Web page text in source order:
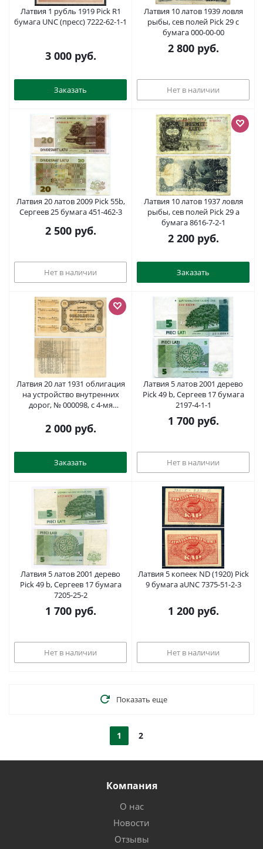
Латвия 1 рубль 1919 Pick R1
бумага UNC (пресс) 7222-62-1-1
3 000руб.
Заказать
Латвия 10 латов 1939 ловля
рыбы, сев полей Pick 29 c
бумага 000-00-00
2 800руб.
Нет в наличии
Латвия 20 латов 2009 Pick 55b,
Сергеев 25 бумага 451-462-3
2 500руб.
Нет в наличии
Латвия 10 латов 1937 ловля
рыбы, сев полей Pick 29 a
бумага 8616-7-2-1
2 200руб.
Заказать
Латвия 20 лат 1931 облигация
на устройство внутренних
дорог, № 000098, с 4-мя
"плетенка" бумага 510-27-1-1
2 000руб.
Заказать
Латвия 5 латов 2001 дерево
Pick 49 b, Сергеев 17 бумага
2197-4-1-1
1 700руб.
Нет в наличии
Латвия 5 латов 2001 дерево
Pick 49 b, Сергеев 17 бумага
7205-25-2
1 700руб.
Нет в наличии
Латвия 5 копеек ND (1920) Pick
9 бумага aUNC 7375-51-2-3
1 200руб.
Нет в наличии
Показать еще
1 2
Компания
О нас
Новости
Отзывы